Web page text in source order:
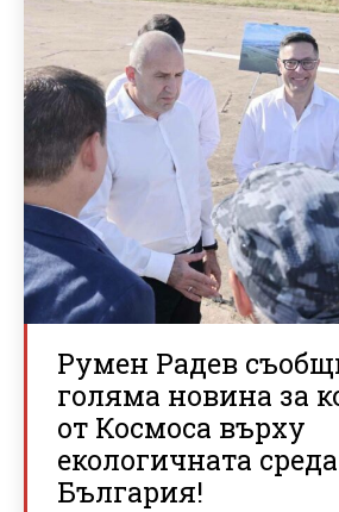
Румен Радев
голяма новина за
от Космоса върху
екологичната
България!